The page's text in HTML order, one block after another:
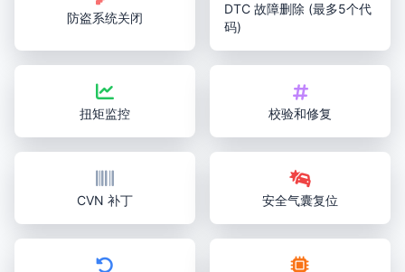
防盗系统关闭
DTC 故障删除 (最多5个代
码)
扭矩监控 校验和修复
CVN 补丁 安全气囊复位